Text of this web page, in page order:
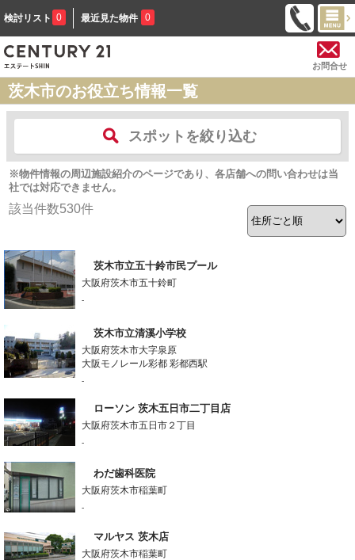
検討リスト 0 最近見た物件 0
お問合せ
茨木市のお役立ち情報一覧
スポットを絞り込む
※物件情報の周辺施設紹介のページであり、各店舗への問い合わせは当
社では対応できません。
該当件数530件
茨木市立五十鈴市民プール
大阪府茨木市五十鈴町
-
茨木市立清溪小学校
大阪府茨木市大字泉原
大阪モノレール彩都 彩都西駅
-
ローソン 茨木五日市二丁目店
大阪府茨木市五日市２丁目
-
わだ歯科医院
大阪府茨木市稲葉町
-
マルヤス 茨木店
大阪府茨木市稲葉町